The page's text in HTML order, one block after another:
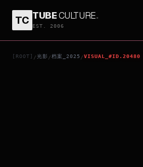
TC TUBECULTURE.
EST. 2006
[ROOT] /光影 /档案_2025 /VISUAL_#ID.20480
THE STAGE